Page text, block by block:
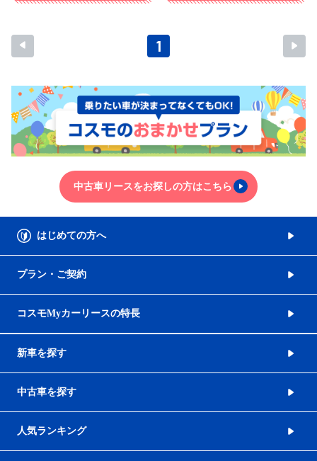
1
中古車リースをお探しの方はこちら
はじめての方へ
プラン・ご契約
コスモMyカーリースの特長
新車を探す
中古車を探す
人気ランキング